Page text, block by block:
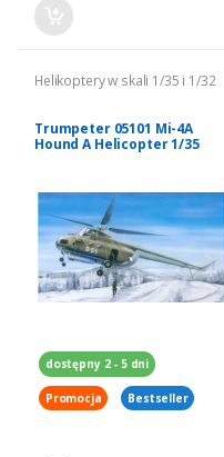
Helikoptery w skali 1/35 i 1/32
Trumpeter 05101 Mi-4A
Hound A Helicopter 1/35
dostępny 2 - 5 dni
Promocja Bestseller